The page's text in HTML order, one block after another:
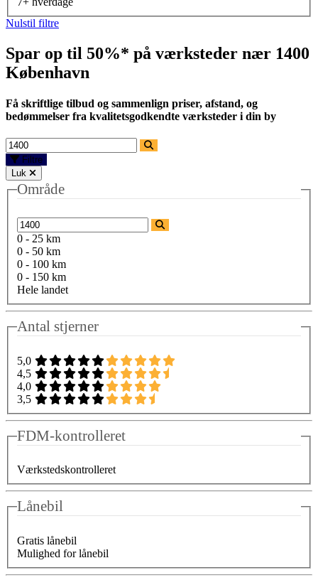
Nulstil filtre
Spar op til 50%* på værksteder nær 1400
København
Få skriftlige tilbud og sammenlign priser, afstand, og
bedømmelser fra kvalitetsgodkendte værksteder i din by
Filtre
Luk
Område
0 - 25 km
0 - 50 km
0 - 100 km
0 - 150 km
Hele landet
Antal stjerner
5,0
4,5
4,0
3,5
FDM-kontrolleret
Værkstedskontrolleret
Lånebil
Gratis lånebil
Mulighed for lånebil